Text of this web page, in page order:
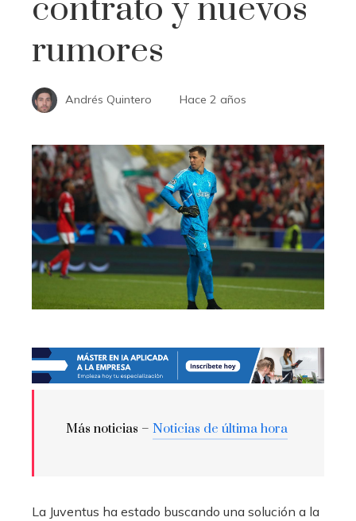
contrato y nuevos
rumores
Andrés Quintero Hace 2 años
Más noticias – Noticias de última hora
La Juventus ha estado buscando una solución a la